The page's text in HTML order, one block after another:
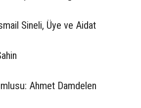
Sineli, Üye ve Aidat
Ahmet Damdelen